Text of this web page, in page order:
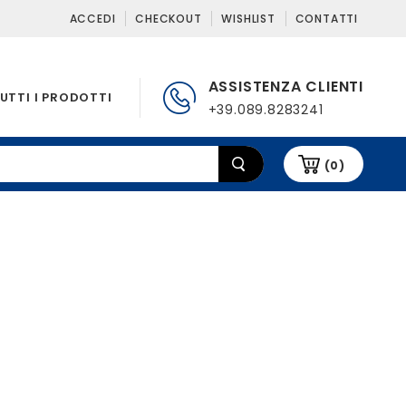
ACCEDI CHECKOUT WISHLIST CONTATTI
ASSISTENZA CLIENTI
+39.089.8283241
I PRODOTTI
(0)